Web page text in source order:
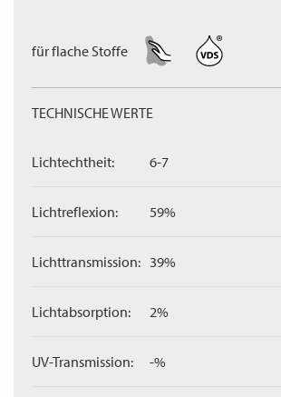
für flache Stoffe
TECHNISCHE WERTE
Lichtechtheit: 6-7
Lichtreflexion: 59%
Lichttransmission: 39%
Lichtabsorption: 2%
UV-Transmission: -%